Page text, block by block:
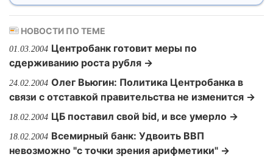
НОВОСТИ ПО ТЕМЕ
01.03.2004 Центробанк готовит меры по
сдерживанию роста рубля →
24.02.2004 Олег Вьюгин: Политика Центробанка в
связи с отставкой правительства не изменится →
18.02.2004 ЦБ поставил свой bid, и все умерло →
18.02.2004 Всемирный банк: Удвоить ВВП
невозможно "с точки зрения арифметики" →